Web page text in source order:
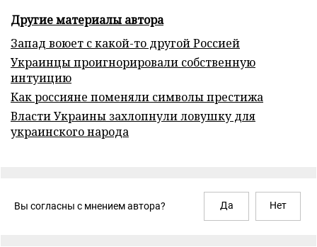
Другие материалы автора
Запад воюет с какой-то другой Россией
Украинцы проигнорировали собственную
интуицию
Как россияне поменяли символы престижа
Власти Украины захлопнули ловушку для
украинского народа
Вы согласны с мнением автора? Да Нет